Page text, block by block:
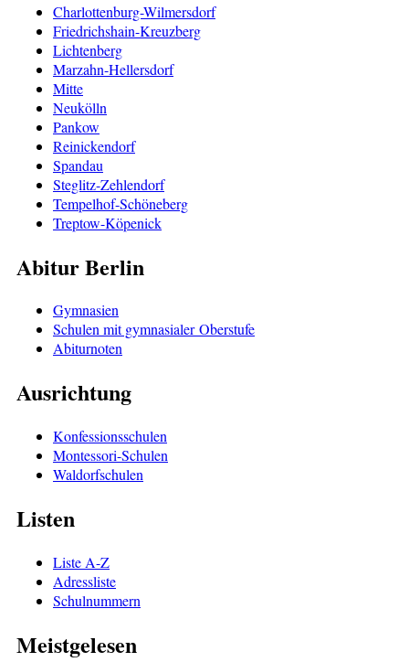
Charlottenburg-Wilmersdorf
Friedrichshain-Kreuzberg
Lichtenberg
Marzahn-Hellersdorf
Mitte
Neukölln
Pankow
Reinickendorf
Spandau
Steglitz-Zehlendorf
Tempelhof-Schöneberg
Treptow-Köpenick
Abitur Berlin
Gymnasien
Schulen mit gymnasialer Oberstufe
Abiturnoten
Ausrichtung
Konfessionsschulen
Montessori-Schulen
Waldorfschulen
Listen
Liste A-Z
Adressliste
Schulnummern
Meistgelesen